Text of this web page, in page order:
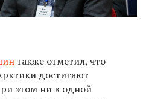
также отметил, что
достигают
этом ни в одной